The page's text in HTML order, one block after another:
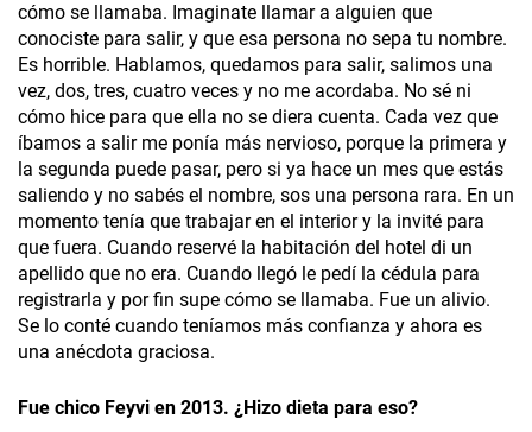
cómo se llamaba. Imaginate llamar a alguien que
conociste para salir, y que esa persona no sepa tu nombre.
Es horrible. Hablamos, quedamos para salir, salimos una
vez, dos, tres, cuatro veces y no me acordaba. No sé ni
cómo hice para que ella no se diera cuenta. Cada vez que
íbamos a salir me ponía más nervioso, porque la primera y
la segunda puede pasar, pero si ya hace un mes que estás
saliendo y no sabés el nombre, sos una persona rara. En un
momento tenía que trabajar en el interior y la invité para
que fuera. Cuando reservé la habitación del hotel di un
apellido que no era. Cuando llegó le pedí la cédula para
registrarla y por fin supe cómo se llamaba. Fue un alivio.
Se lo conté cuando teníamos más confianza y ahora es
una anécdota graciosa.
Fue chico Feyvi en 2013. ¿Hizo dieta para eso?